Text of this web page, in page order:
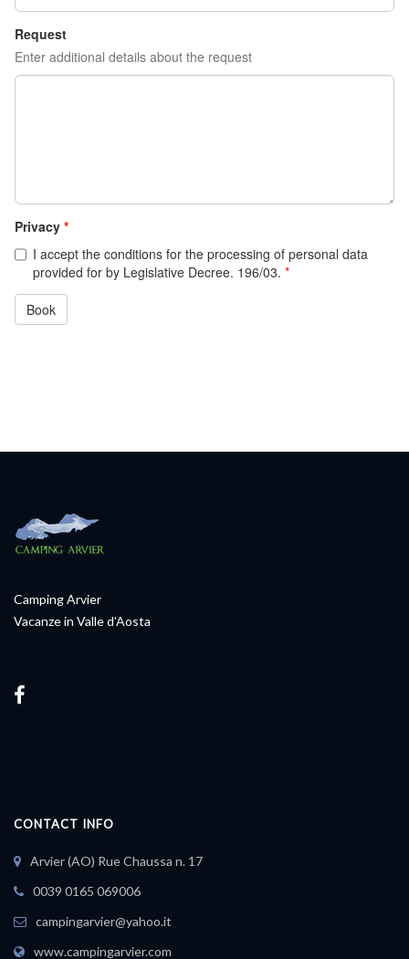
Camping Arvier
Vacanze in Valle d'Aosta
CONTACT INFO
Arvier (AO) Rue Chaussa n. 17
0039 0165 069006
campingarvier@yahoo.it
www.campingarvier.com